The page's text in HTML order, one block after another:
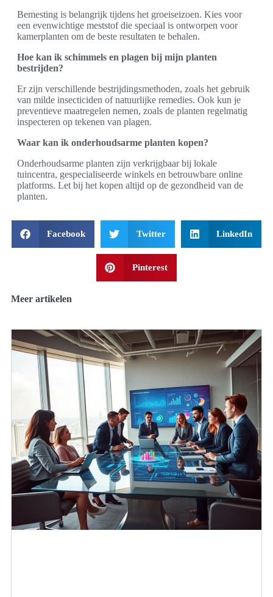
Bemesting is belangrijk tijdens het groeiseizoen. Kies voor
een evenwichtige meststof die speciaal is ontworpen voor
kamerplanten om de beste resultaten te behalen.
Hoe kan ik schimmels en plagen bij mijn planten
bestrijden?
Er zijn verschillende bestrijdingsmethoden, zoals het gebruik
van milde insecticiden of natuurlijke remedies. Ook kun je
preventieve maatregelen nemen, zoals de planten regelmatig
inspecteren op tekenen van plagen.
Waar kan ik onderhoudsarme planten kopen?
Onderhoudsarme planten zijn verkrijgbaar bij lokale
tuincentra, gespecialiseerde winkels en betrouwbare online
platforms. Let bij het kopen altijd op de gezondheid van de
planten.
Facebook Twitter LinkedIn
Pinterest
Meer artikelen